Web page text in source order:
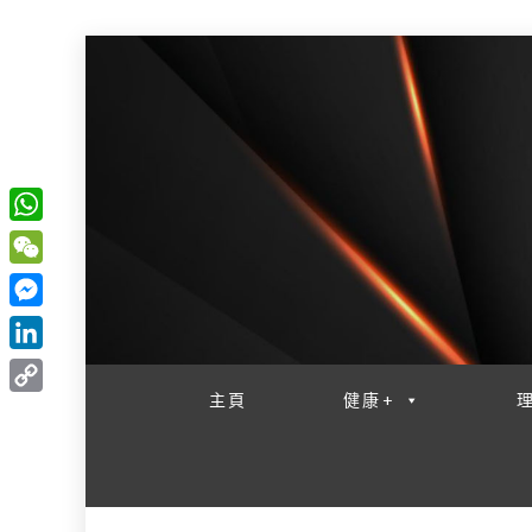
主頁 健康+
W
h
a
t
s
W
e
C
h
M
e
s
L
i